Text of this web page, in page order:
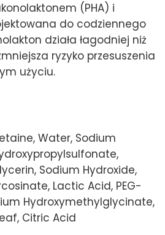
(PHA) i
do codziennego
działa łagodniej niż
ryzyko przesuszenia
użyciu.
Water, Sodium
Sodium Hydroxide,
Lactic Acid, PEG-
Hydroxymethylglycinate,
Citric Acid